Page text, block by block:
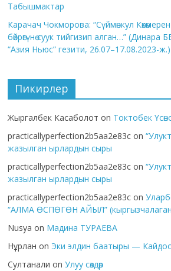
Табышмактар
Карачач Чокморова: “Сүймөнкул Көкөмерен
бөйрөгүнө суук тийгизип алган…”
“Азия Ньюс” гезити, 26.07–17.08.2023-ж.)
Пикирлер
Жыргалбек Касаболот on Токтобек
practicallyperfection2b5aa2e83c on
жазылган ырлардын сыры
practicallyperfection2b5aa2e83c on
жазылган ырлардын сыры
practicallyperfection2b5aa2e83c on
“АЛМА ӨСПӨГӨН АЙЫЛ”
Nusya on Мадина ТУРАЕВА
Нұрлан on Эки элдин баатыры —
Султанали onУлуу сөздөр